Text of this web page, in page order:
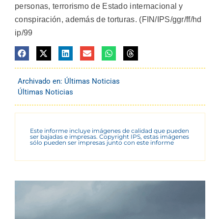
personas, terrorismo de Estado internacional y
conspiración, además de torturas. (FIN/IPS/ggr/ff/hd
ip/99
Archivado en: Últimas Noticias
Últimas Noticias
Este informe incluye imágenes de calidad que pueden
ser bajadas e impresas. Copyright IPS, estas imágenes
sólo pueden ser impresas junto con este informe